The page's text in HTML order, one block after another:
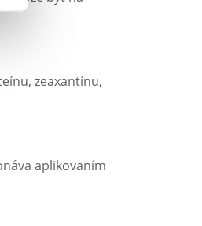
zeaxantínu,
aplikovaním